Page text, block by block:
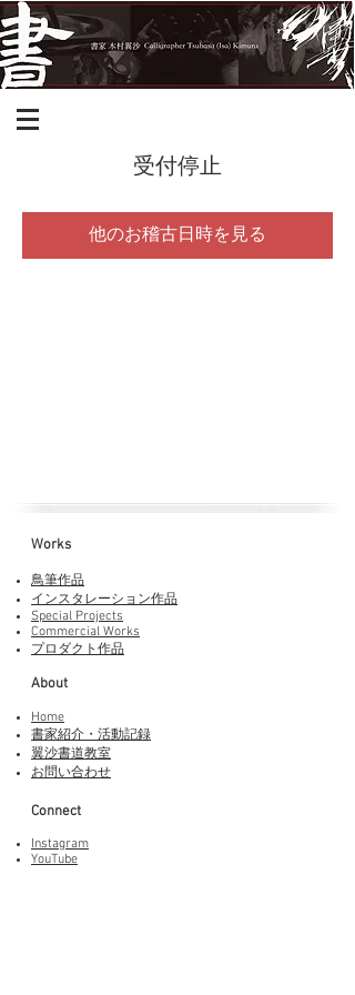
受付停止
他のお稽古日時を見る
Works​
鳥筆作品
インスタレーション作品
Special Projects
Commercial Works
プロダクト作品
About
Home
書家紹介・活動記録
​翼沙書道教室
お問い合わせ
Connect
Instagram
YouTube